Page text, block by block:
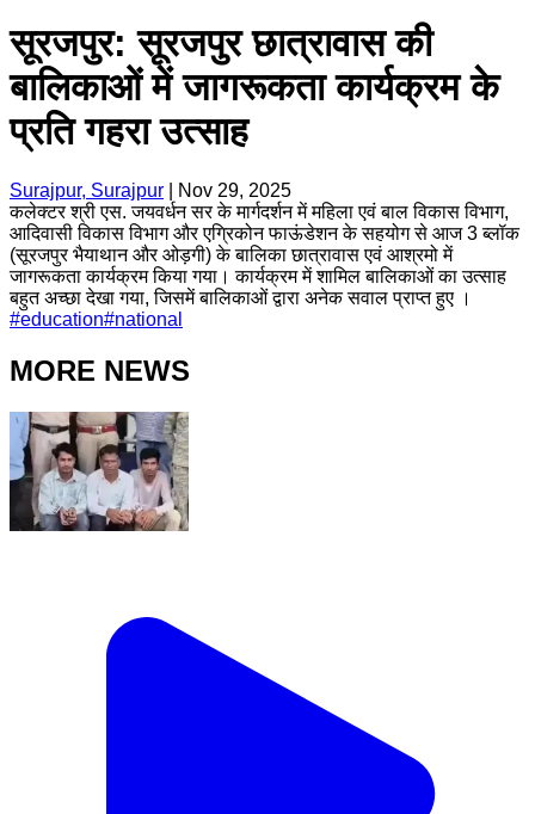
सूरजपुर: सूरजपुर छात्रावास की
बालिकाओं में जागरूकता कार्यक्रम के
प्रति गहरा उत्साह
Surajpur, Surajpur
Nov 29, 2025
कलेक्टर श्री एस. जयवर्धन सर के मार्गदर्शन में महिला एवं बाल विकास विभाग,
आदिवासी विकास विभाग और एग्रिकोन फाऊंडेशन के सहयोग से आज 3 ब्लॉक
(सूरजपुर भैयाथान और ओड़गी) के बालिका छात्रावास एवं आश्रमो में
जागरूकता कार्यक्रम किया गया। कार्यक्रम में शामिल बालिकाओं का उत्साह
बहुत अच्छा देखा गया, जिसमें बालिकाओं द्वारा अनेक सवाल प्राप्त हुए ।
#education#national
MORE NEWS